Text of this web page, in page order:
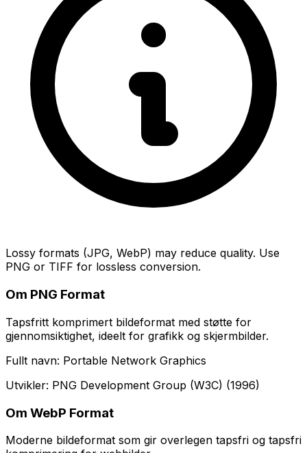
Lossy formats (JPG, WebP) may reduce quality. Use
PNG or TIFF for lossless conversion.
Om PNG Format
Tapsfritt komprimert bildeformat med støtte for
gjennomsiktighet, ideelt for grafikk og skjermbilder.
Fullt navn: Portable Network Graphics
Utvikler: PNG Development Group (W3C) (1996)
Om WebP Format
Moderne bildeformat som gir overlegen tapsfri og tapsfri